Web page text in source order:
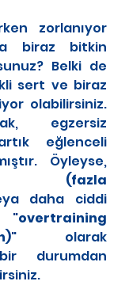
zorlanıyor
biraz bitkin
Belki de
sert ve biraz
olabilirsiniz.
egzersiz
eğlenceli
Öyleyse,
(fazla
daha ciddi
"overtraining
" olarak
durumdan